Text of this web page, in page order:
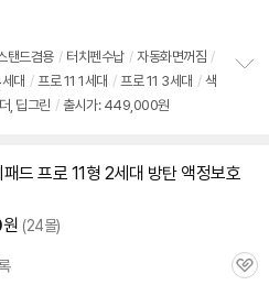
탠드겸용 / 터치펜수납 / 자동화면꺼짐 /
대 / 프로11 1세대 / 프로11 3세대 / 색
, 딥그린 / 출시가: 449,000원
패드 프로 11형 2세대 방탄 액정보호
원 (24몰)
관